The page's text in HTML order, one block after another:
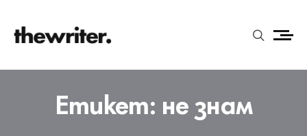
Етикет: не знам